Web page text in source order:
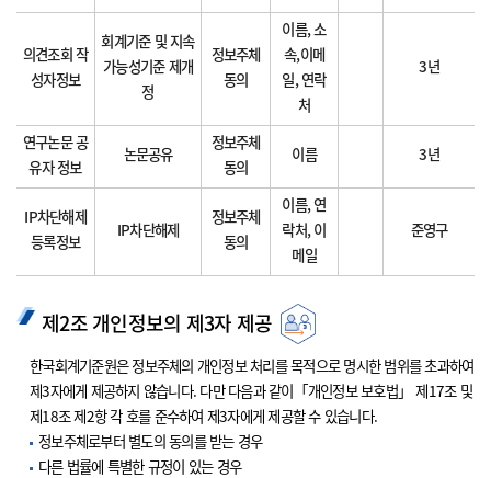
의견조회 작
성자정보
회계기준 및 지속
가능성기준 제개
정
정보주체
동의
이름, 소
속,이메
일, 연락
처
3년
연구논문 공
유자 정보
논문공유
정보주체
동의
이름 3년
IP차단해제
등록정보
IP차단해제
정보주체
동의
이름, 연
락처, 이
메일
준영구
제2조 개인정보의 제3자 제공
한국회계기준원은 정보주체의 개인정보 처리를 목적으로 명시한 범위를 초과하여
제3자에게 제공하지 않습니다. 다만 다음과 같이「개인정보 보호법」 제17조 및
제18조 제2항 각 호를 준수하여 제3자에게 제공할 수 있습니다.
정보주체로부터 별도의 동의를 받는 경우
다른 법률에 특별한 규정이 있는 경우